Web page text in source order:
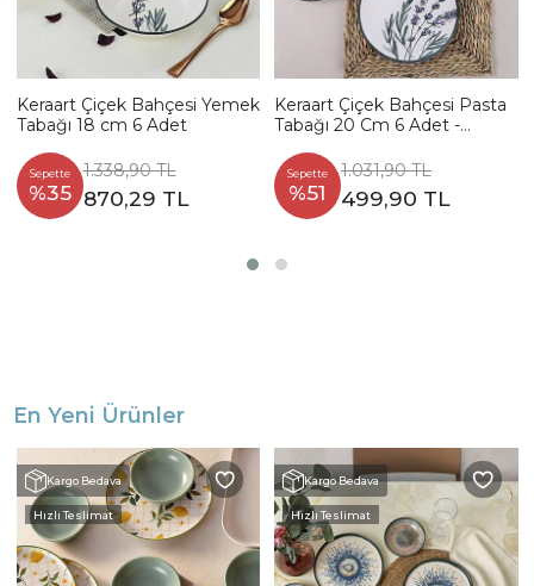
Keraart Çiçek Bahçesi Yemek
Tabağı 18 cm 6 Adet
Sepette
%35
1.338,90 TL
870,29 TL
Keraart Çiçek Bahçesi Pasta
Tabağı 20 Cm 6 Adet -
Sepette
%51
1.031,90 TL
499,90 TL
En Yeni Ürünler
Kargo Bedava
Hızlı Teslimat
Kargo Bedava
Hızlı Teslimat